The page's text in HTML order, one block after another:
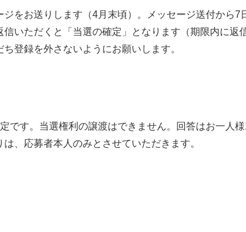
をお送りします（4月末頃）。メッセージ送付から7
いただくと「当選の確定」となります（期限内に返
登録を外さないようにお願いします。
です。当選権利の譲渡はできません。回答はお一人
、応募者本人のみとさせていただきます。